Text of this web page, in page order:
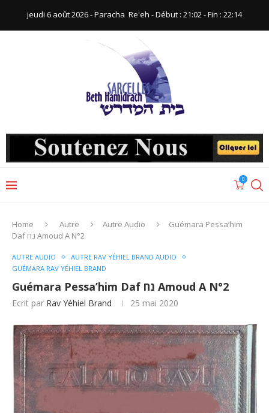
jeudi 6 août 2026 - Paracha ‪ Re'eh‬ - Début : 21:02‬ - Fin : ‪22:14‬
0
Home Autre Autre Audio
Guémara Pessa’him
Daf נח Amoud A N°2
AUTRE AUDIO
AUTRE RAV YÉHIEL BRAND AUDIO
GUÉMARA RAV YÉHIEL BRAND
Guémara Pessa’him Daf נח Amoud A N°2
Ecrit par Rav Yéhiel Brand 25 mai 2020